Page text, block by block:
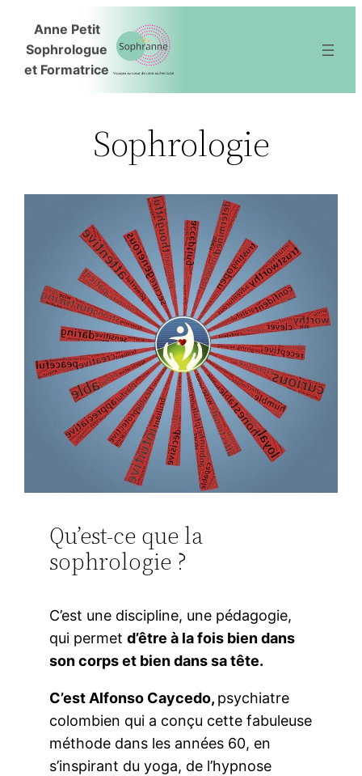
contenu
Anne Petit
Sophrologue
et Formatrice
Sophrologie
Qu’est-ce que la
sophrologie ?
C’est une discipline, une pédagogie,
qui permetd’être à la fois bien dans
son corps et bien dans sa tête.
C’est Alfonso Caycedo, psychiatre
colombien qui a conçu cette fabuleuse
méthode dans les années 60, en
s’inspirant du yoga, de l’hypnose